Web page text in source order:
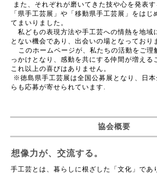
また、それぞれが磨いてきた技や心を発表
「県手工芸展」や「移動県手工芸展」をはじ
てまいりました。
私どもの表現方法や手工芸への情熱を地域
とない機会であり、出会いの場となっており
このホームページが、私たちの活動をご理
っかけとなり、感動を共にする仲間が増える
これ以上の喜びはありません。
※徳島県手工芸展は全国公募展となり、日
らも応募が寄せられています.
協会概要
想像力が、交流する。
手工芸とは、暮らしに根ざした「文化」であ